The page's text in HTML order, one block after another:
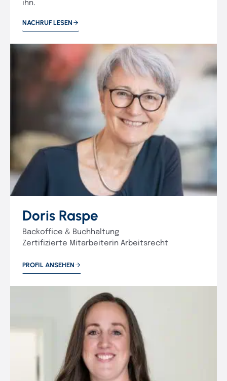
ihn.
NACHRUF LESEN
Doris Raspe
Backoffice & Buchhaltung
Zertifizierte Mitarbeiterin Arbeitsrecht
PROFIL ANSEHEN